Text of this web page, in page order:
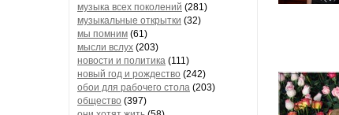
музыка всех поколений (281)
музыкальные открытки (32)
мы помним (61)
мысли вслух (203)
новости и политика (111)
новый год и рождество (242)
обои для рабочего стола (203)
общество (397)